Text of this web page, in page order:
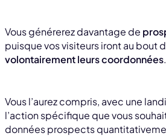
Vous générerez davantage de
puisque vos visiteurs iront au bout
volontairement leurs coordonnées.
Vous l’aurez compris, avec une
l’action spécifique que vous
données prospects